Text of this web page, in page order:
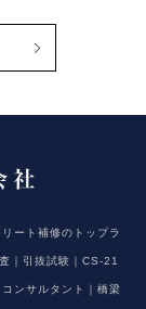
ート補修のトップラ
｜引抜試験｜CS-21
ンサルタント｜橋梁